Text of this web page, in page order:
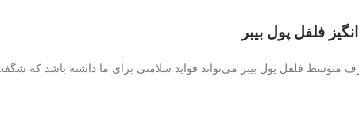
متوسط فلفل پول بیبر می‌تواند فواید سلامتی برای ما داشته باشد که